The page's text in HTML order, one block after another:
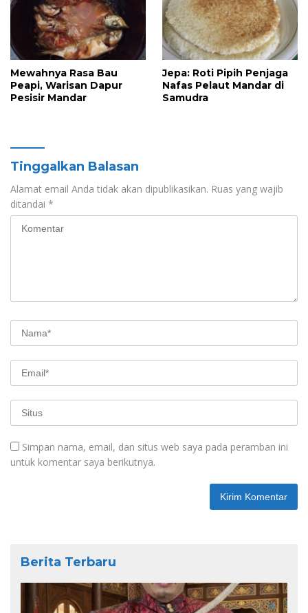
Mewahnya Rasa Bau
Peapi, Warisan Dapur
Pesisir Mandar
Jepa: Roti Pipih Penjaga
Nafas Pelaut Mandar di
Samudra
Tinggalkan Balasan
Alamat email Anda tidak akan dipublikasikan. Ruas yang wajib
ditandai *
Simpan nama, email, dan situs web saya pada peramban ini
untuk komentar saya berikutnya.
Berita Terbaru